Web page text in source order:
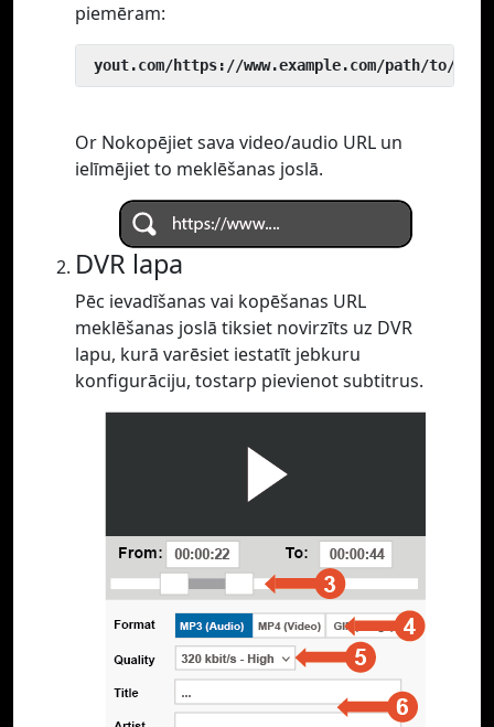
piemēram:
yout.com/https://www.example.com/path/to/
Or Nokopējiet sava video/audio URL un
ielīmējiet to meklēšanas joslā.
DVR lapa
Pēc ievadīšanas vai kopēšanas URL
meklēšanas joslā tiksiet novirzīts uz DVR
lapu, kurā varēsiet iestatīt jebkuru
konfigurāciju, tostarp pievienot subtitrus.